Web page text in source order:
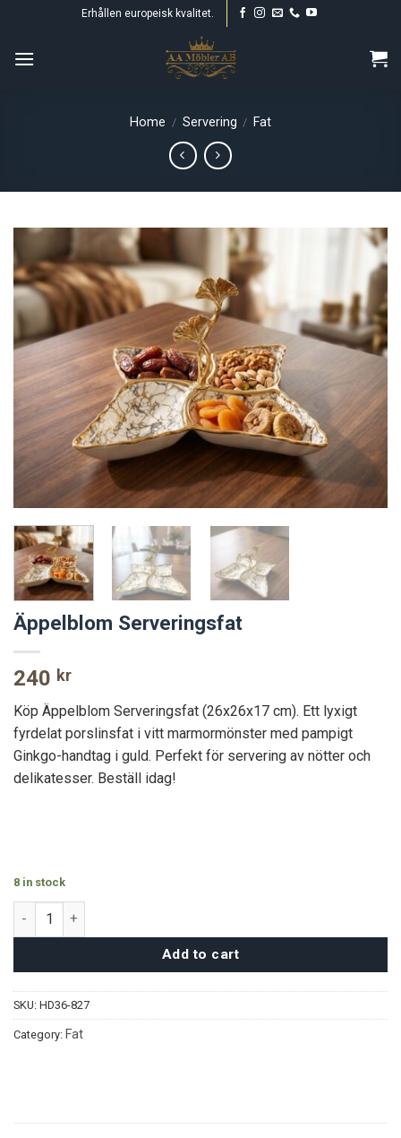
content
Erhållen europeisk kvalitet.
Home / Servering / Fat
Äppelblom Serveringsfat
240 kr
Köp Äppelblom Serveringsfat (26x26x17 cm). Ett lyxigt
fyrdelat porslinsfat i vitt marmormönster med pampigt
Ginkgo-handtag i guld. Perfekt för servering av nötter och
delikatesser. Beställ idag!
8 in stock
Äppelblom Serveringsfat quantity
Add to cart
SKU: HD36-827
Category: Fat